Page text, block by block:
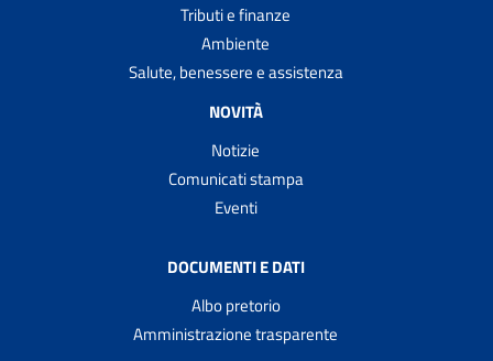
Tributi e finanze
Ambiente
Salute, benessere e assistenza
NOVITÀ
Notizie
Comunicati stampa
Eventi
DOCUMENTI E DATI
Albo pretorio
Amministrazione trasparente